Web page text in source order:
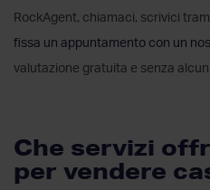
RockAgent, chiamaci, scrivici
fissa un appuntamento con un
valutazione gratuita e senza
Che servizi
per vendere